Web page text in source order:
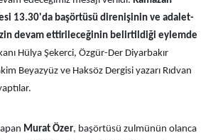
13.30'da başörtüsü direnişinin ve adalet-
devam ettirileceğinin belirtildiği eylemde
Hülya Şekerci, Özgür-Der Diyarbakır
Beyazyüz ve Haksöz Dergisi yazarı Rıdvan
Murat Özer, başörtüsü zulmünün olanca